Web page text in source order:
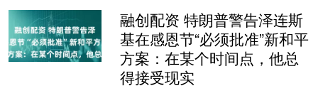
融创配资 特朗普警告泽连斯
基在感恩节“必须批准”新和平
方案：在某个时间点，他总
得接受现实